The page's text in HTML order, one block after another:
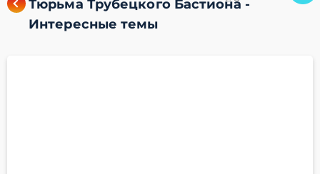
Тюрьма Трубецкого Бастиона -
Интересные темы